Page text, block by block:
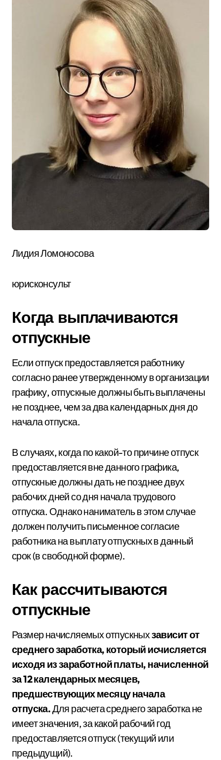
Лидия Ломоносова
юрисконсульт
Когда выплачиваются
отпускные
Если отпуск предоставляется работнику
согласно ранее утвержденному в организации
графику, отпускные должны быть выплачены
не позднее, чем за два календарных дня до
начала отпуска.
В случаях, когда по какой-то причине отпуск
предоставляется вне данного графика,
отпускные должны дать не позднее двух
рабочих дней со дня начала трудового
отпуска. Однако наниматель в этом случае
должен получить письменное согласие
работника на выплату отпускных в данный
срок (в свободной форме).
Как рассчитываются
отпускные
Размер начисляемых отпускныхзависит от
среднего заработка, который исчисляется
исходя из заработной платы, начисленной
за 12 календарных месяцев,
предшествующих месяцу начала
отпуска.Для расчета среднего заработка не
имеет значения, за какой рабочий год
предоставляется отпуск (текущий или
предыдущий).